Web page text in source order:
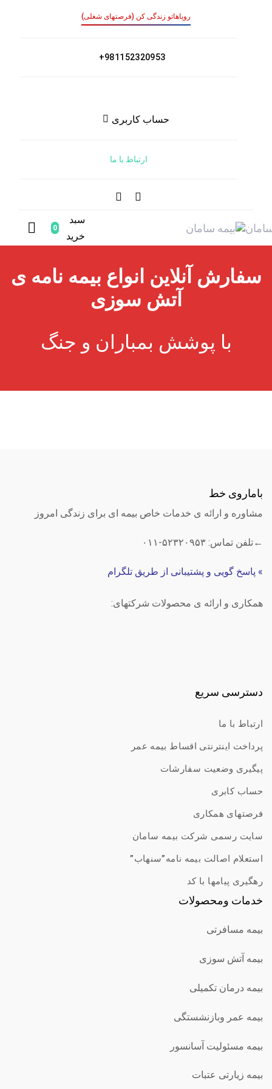
رویاهاتو زندگی کن (فرصتهای شغلی)
981152320953+
حساب کاربری
ارتباط با ما
سبد
خرید
0
سفارش آنلاین انواع بیمه نامه ی
آتش سوزی
با پوشش بمباران و جنگ
باماروی خط
مشاوره و ارائه ی خدمات خاص بیمه ای برای زندگی امروز
←تلفن تماس: ۵۲۳۲۰۹۵۳-۰۱۱
» پاسخ گویی و پشتیبانی از طریق تلگرام
همکاری و ارائه ی محصولات شرکتهای:
دسترسی سریع
ارتباط با ما
پرداخت اینترنتی اقساط بیمه عمر
پیگیری وضعیت سفارشات
حساب کابری
فرصتهای همکاری
سایت رسمی شرکت بیمه سامان
استعلام اصالت بیمه نامه”سنهاب”
رهگیری پیامها با کد
خدمات ومحصولات
بیمه مسافرتی
بیمه آتش سوزی
بیمه درمان تکمیلی
بیمه عمر وبازنشستگی
بیمه مسئولیت آسانسور
بیمه زیارتی عتبات